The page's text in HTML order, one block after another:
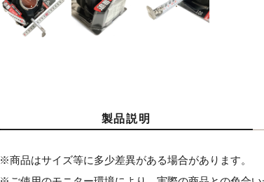
製品説明
※商品はサイズ等に多少差異がある場合があります。